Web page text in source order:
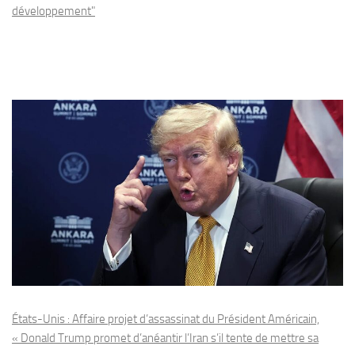
développement"
États-Unis : Affaire projet d’assassinat du Président Américain,
« Donald Trump promet d’anéantir l’Iran s’il tente de mettre sa